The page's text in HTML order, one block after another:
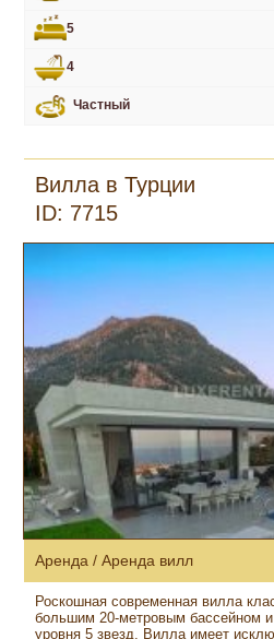
5
4
Частный
Вилла в Турции
ID: 7715
Аренда / Аренда вилл
Роскошная современная вилла
большим 20-метровым бассейном
уровня 5 звезд. Вилла имеет